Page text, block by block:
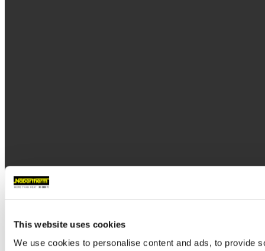
This website uses cookies
We use cookies to personalise content and ads, to provide